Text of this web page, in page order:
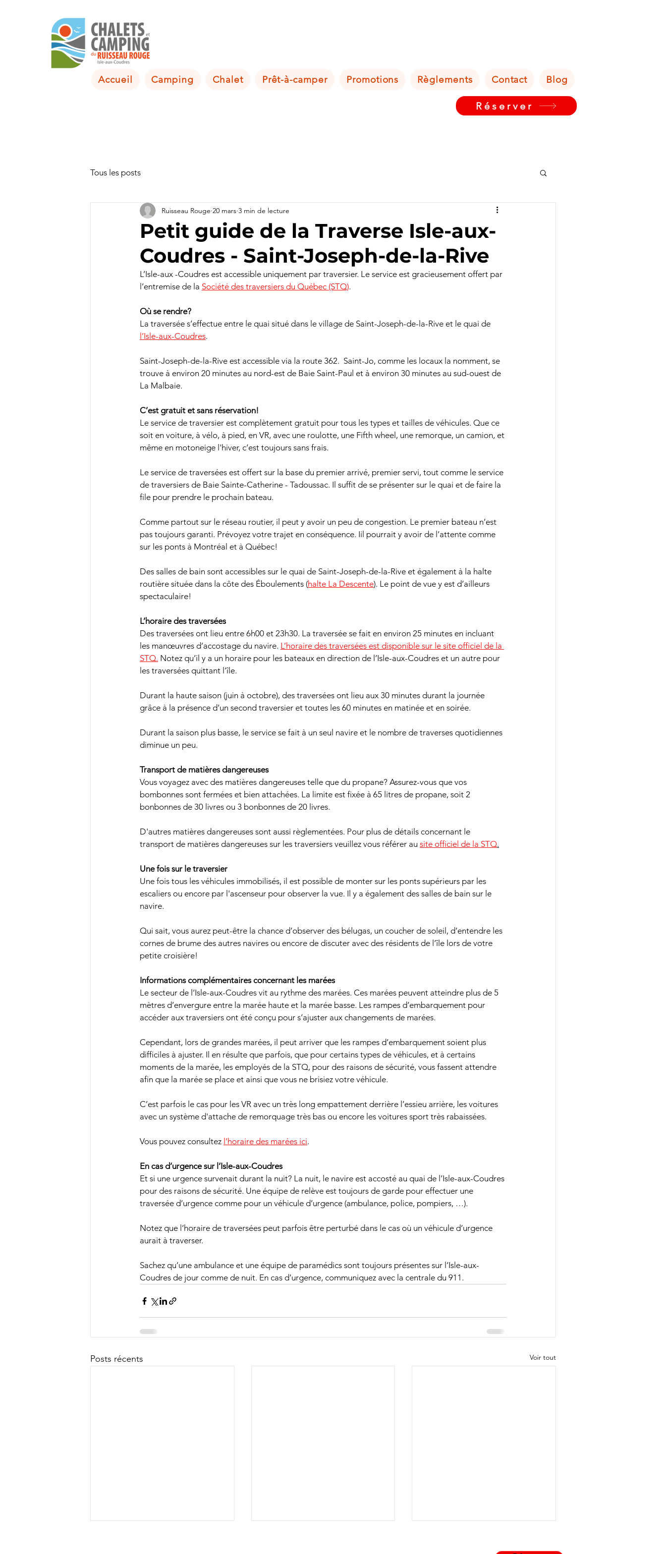
Accueil Camping Chalet Prêt-à-camper Promotions Règlements Contact Blog
Réserver
Tous les posts
Petit guide de la Traverse Isle-aux-
Coudres - Saint-Joseph-de-la-Rive
Ruisseau Rouge 20 mars 3 min de lecture
L’Isle-aux -Coudres est accessible uniquement par traversier. Le service est gracieusement offert par
l’entremise de la Société des traversiers du Québec (STQ).
Où se rendre?
La traversée s’effectue entre le quai situé dans le village de Saint-Joseph-de-la-Rive et le quai de
l’Isle-aux-Coudres.
Saint-Joseph-de-la-Rive est accessible via la route 362.  Saint-Jo, comme les locaux la nomment, se
trouve à environ 20 minutes au nord-est de Baie Saint-Paul et à environ 30 minutes au sud-ouest de
La Malbaie.
C’est gratuit et sans réservation!
Le service de traversier est complètement gratuit pour tous les types et tailles de véhicules. Que ce
soit en voiture, à vélo, à pied, en VR, avec une roulotte, une Fifth wheel, une remorque, un camion, et
même en motoneige l'hiver, c’est toujours sans frais.
Le service de traversées est offert sur la base du premier arrivé, premier servi, tout comme le service
de traversiers de Baie Sainte-Catherine - Tadoussac. Il suffit de se présenter sur le quai et de faire la
file pour prendre le prochain bateau.
Comme partout sur le réseau routier, il peut y avoir un peu de congestion. Le premier bateau n’est
pas toujours garanti. Prévoyez votre trajet en conséquence. Iil pourrait y avoir de l’attente comme
sur les ponts à Montréal et à Québec!
Des salles de bain sont accessibles sur le quai de Saint-Joseph-de-la-Rive et également à la halte
routière située dans la côte des Éboulements (halte La Descente). Le point de vue y est d’ailleurs
spectaculaire!
L’horaire des traversées
Des traversées ont lieu entre 6h00 et 23h30. La traversée se fait en environ 25 minutes en incluant
les manœuvres d’accostage du navire. L’horaire des traversées est disponible sur le site officiel de la
STQ. Notez qu’il y a un horaire pour les bateaux en direction de l’Isle-aux-Coudres et un autre pour
les traversées quittant l’île.
Durant la haute saison (juin à octobre), des traversées ont lieu aux 30 minutes durant la journée
grâce à la présence d’un second traversier et toutes les 60 minutes en matinée et en soirée.
Durant la saison plus basse, le service se fait à un seul navire et le nombre de traverses quotidiennes
diminue un peu.
Transport de matières dangereuses
Vous voyagez avec des matières dangereuses telle que du propane? Assurez-vous que vos
bombonnes sont fermées et bien attachées. La limite est fixée à 65 litres de propane, soit 2
bonbonnes de 30 livres ou 3 bonbonnes de 20 livres.
D'autres matières dangereuses sont aussi règlementées. Pour plus de détails concernant le
transport de matières dangereuses sur les traversiers veuillez vous référer au site officiel de la STQ.
Une fois sur le traversier
Une fois tous les véhicules immobilisés, il est possible de monter sur les ponts supérieurs par les
escaliers ou encore par l'ascenseur pour observer la vue. Il y a également des salles de bain sur le
navire.
Qui sait, vous aurez peut-être la chance d’observer des bélugas, un coucher de soleil, d’entendre les
cornes de brume des autres navires ou encore de discuter avec des résidents de l’île lors de votre
petite croisière!
Informations complémentaires concernant les marées
Le secteur de l’Isle-aux-Coudres vit au rythme des marées. Ces marées peuvent atteindre plus de 5
mètres d’envergure entre la marée haute et la marée basse. Les rampes d’embarquement pour
accéder aux traversiers ont été conçu pour s’ajuster aux changements de marées.
Cependant, lors de grandes marées, il peut arriver que les rampes d’embarquement soient plus
difficiles à ajuster. Il en résulte que parfois, que pour certains types de véhicules, et à certains
moments de la marée, les employés de la STQ, pour des raisons de sécurité, vous fassent attendre
afin que la marée se place et ainsi que vous ne brisiez votre véhicule.
C’est parfois le cas pour les VR avec un très long empattement derrière l’essieu arrière, les voitures
avec un système d'attache de remorquage très bas ou encore les voitures sport très rabaissées.
Vous pouvez consultez l’horaire des marées ici.
En cas d’urgence sur l’Isle-aux-Coudres
Et si une urgence survenait durant la nuit? La nuit, le navire est accosté au quai de l’Isle-aux-Coudres
pour des raisons de sécurité. Une équipe de relève est toujours de garde pour effectuer une
traversée d’urgence comme pour un véhicule d’urgence (ambulance, police, pompiers, …).
Notez que l’horaire de traversées peut parfois être perturbé dans le cas où un véhicule d’urgence
aurait à traverser.
Sachez qu’une ambulance et une équipe de paramédics sont toujours présentes sur l’Isle-aux-
Coudres de jour comme de nuit. En cas d’urgence, communiquez avec la centrale du 911.
Posts récents Voir tout